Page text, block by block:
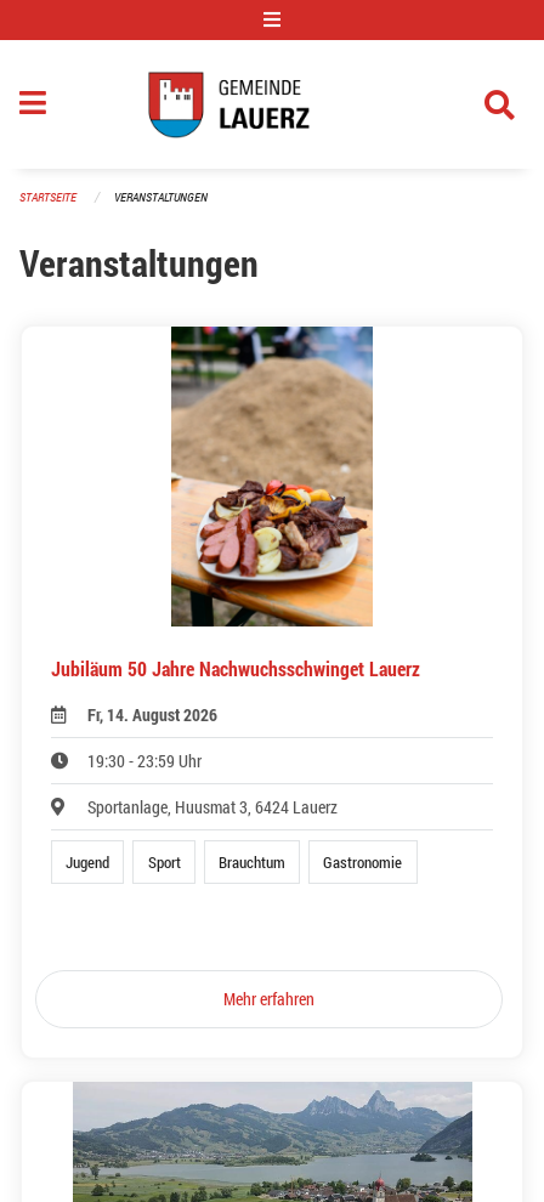
STARTSEITE VERANSTALTUNGEN
Veranstaltungen
Jubiläum 50 Jahre Nachwuchsschwinget Lauerz
Fr, 14. August 2026
19:30 - 23:59 Uhr
Sportanlage, Huusmat 3, 6424 Lauerz
Jugend Sport Brauchtum Gastronomie
Mehr erfahren